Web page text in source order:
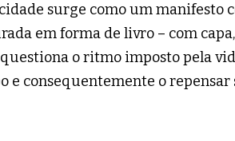
surge como um manifesto
em forma de livro – com
o ritmo imposto pela
e consequentemente o repensar